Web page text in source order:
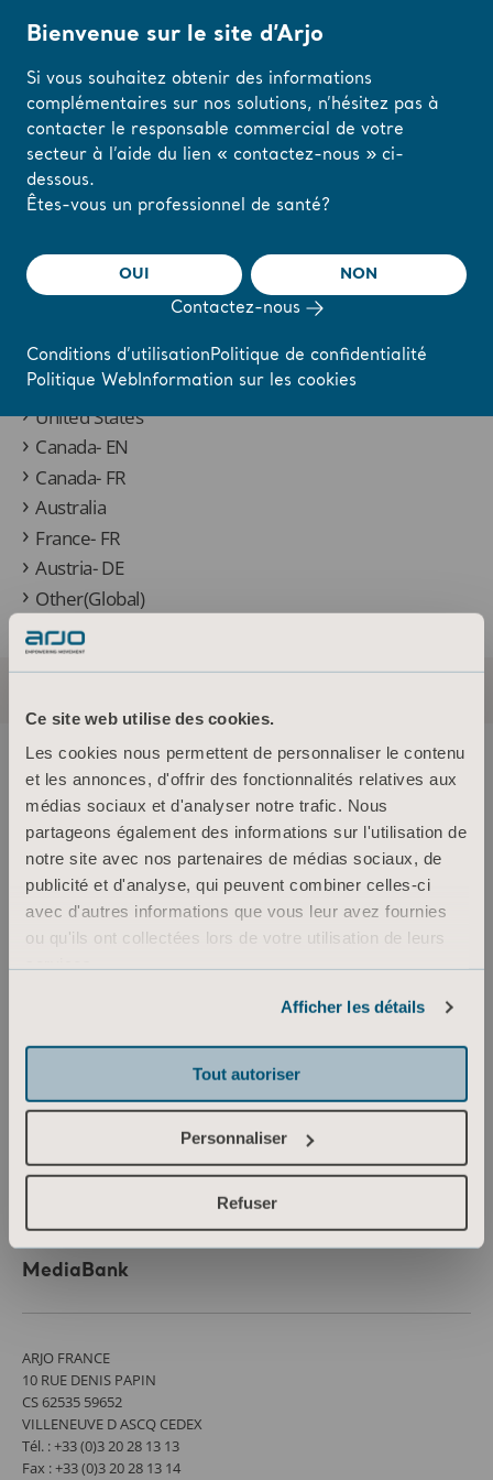
Ce site web utilise des cookies.
Les cookies nous permettent de personnaliser le contenu
et les annonces, d'offrir des fonctionnalités relatives aux
médias sociaux et d'analyser notre trafic. Nous
partageons également des informations sur l'utilisation de
notre site avec nos partenaires de médias sociaux, de
publicité et d'analyse, qui peuvent combiner celles-ci
avec d'autres informations que vous leur avez fournies
ou qu'ils ont collectées lors de votre utilisation de leurs
Afficher les détails
Tout autoriser
Personnaliser
Refuser
Modifiez votre
langue ici
J'AI COMPRIS
Accueil / Country Selector Clinical Focus Guide
To request a copy of the Clinical Focus
Guide, please select your country:
United Kingdom
United States
Canada- EN
Canada- FR
Australia
France- FR
Austria- DE
Other(Global)
About us
Produits
Investisseurs
Architectes et prescripteurs
MediaBank
ARJO FRANCE
10 RUE DENIS PAPIN
CS 62535 59652
VILLENEUVE D ASCQ CEDEX
Tél. : +33 (0)3 20 28 13 13
Fax : +33 (0)3 20 28 13 14
Bienvenue sur le site d’Arjo
Si vous souhaitez obtenir des informations
complémentaires sur nos solutions, n’hésitez pas à
contacter le responsable commercial de votre
secteur à l’aide du lien « contactez-nous » ci-
dessous.
Êtes-vous un professionnel de santé?
OUI NON
Contactez-nous
Conditions d’utilisationPolitique de confidentialité
Politique WebInformation sur les cookies